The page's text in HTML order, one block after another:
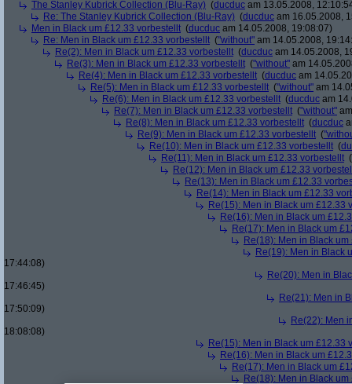
The Stanley Kubrick Collection (Blu-Ray) (ducduc am 13.05.2008,
Re: The Stanley Kubrick Collection (Blu-Ray) (ducduc am 16.05.2008,
Men in Black um £12.33 vorbestellt (ducduc am 14.05.2008, 19:08:07)
Re: Men in Black um £12.33 vorbestellt ("without" am 14.05.2008,
Re(2): Men in Black um £12.33 vorbestellt (ducduc am 14.05.2008,
Re(3): Men in Black um £12.33 vorbestellt ("without" am
Re(4): Men in Black um £12.33 vorbestellt (ducduc am
Re(5): Men in Black um £12.33 vorbestellt ("without" am
Re(6): Men in Black um £12.33 vorbestellt (ducduc am
Re(7): Men in Black um £12.33 vorbestellt ("without"
Re(8): Men in Black um £12.33 vorbestellt (ducduc
Re(9): Men in Black um £12.33 vorbestellt (
Re(10): Men in Black um £12.33 vorbestellt (
Re(11): Men in Black um £12.33 vorbestellt (
Re(12): Men in Black um £12.33
Re(13): Men in Black um £12.33
Re(14): Men in Black um £12.33
Re(15): Men in Black um £12.33
Re(16): Men in Black um
Re(17): Men in Black um
Re(18): Men in Black
Re(19): Men in Black
17:44:08)
Re(20): Men in
17:46:45)
Re(21): Men in
17:50:09)
Re(22): Men
18:08:08)
Re(15): Men in Black um £12.33
Re(16): Men in Black um
Re(17): Men in Black um
Re(18): Men in Black